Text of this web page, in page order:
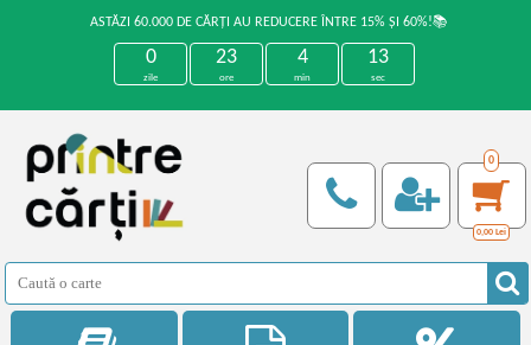
ASTĂZI 60.000 DE CĂRȚI AU REDUCERE ÎNTRE 15% ȘI 60%!📚
0
zile
23
ore
4
min
13
sec
0
0,00 Lei